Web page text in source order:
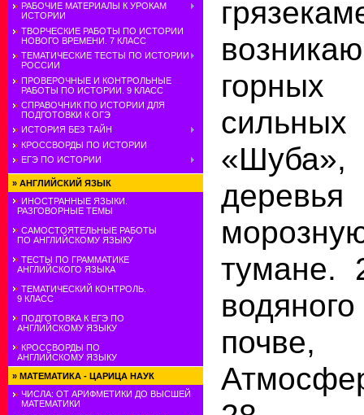
РАБОЧИЕ МАТЕРИАЛЫ К УРОКАМ
ИСТОРИИ
ТВОРЧЕСКИЕ РАБОТЫ ПО ИСТОРИИ
НОВОГО ВРЕМЕНИ. 7 КЛАСС
ТЕМАТИЧЕСКИЕ ТЕСТЫ ПО ИСТОРИИ
РОССИИ
ПРОВЕРОЧНЫЕ И КОНТРОЛЬНЫЕ
РАБОТЫ ПО ИСТОРИИ. 9 КЛАСС
СПРАВОЧНИК ПО ИСТОРИИ ДЛЯ
ПОДГОТОВКИ К ОГЭ
ИСТОРИЯ БЕЗ ТАЙН
КРОССВОРДЫ ПО ИСТОРИИ
ЕГЭ ПО ИСТОРИИ
» АНГЛИЙСКИЙ ЯЗЫК
ИНОСТРАННЫЕ ЯЗЫКИ.
РАЗГОВОРНЫЕ ТЕМЫ
САМОСТОЯТЕЛЬНЫЕ РАБОТЫ
ПО АНГЛИЙСКОМУ ЯЗЫКУ
ТЕСТЫ ПО ГРАММАТИКЕ
АНГЛИЙСКОГО ЯЗЫКА
ТЕМАТИЧЕСКИЙ КОНТРОЛЬ.
9 КЛАСС
ПОДГОТОВКА К ЕГЭ ПО
АНГЛИЙСКОМУ ЯЗЫКУ
КРОССВОРДЫ ПО
АНГЛИЙСКОМУ ЯЗЫКУ
» МАТЕМАТИКА - ЦАРИЦА НАУК
ЧИСЛА: ОТ АРИФМЕТИКИ ДО ВЫСШЕЙ
МАТЕМАТИКИ
«Шуба»,
тумане.